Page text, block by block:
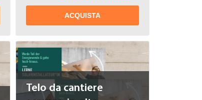
ACQUISTA
Telo da cantiere